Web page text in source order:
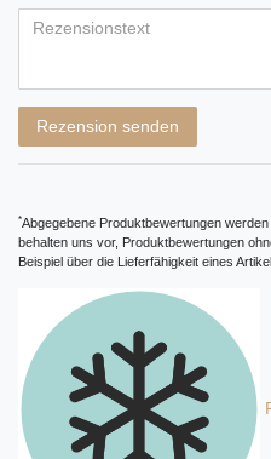
Rezension senden
*Abgegebene Produktbewertungen
behalten uns vor, Produktbewertungen
Beispiel über die Lieferfähigkeit eines